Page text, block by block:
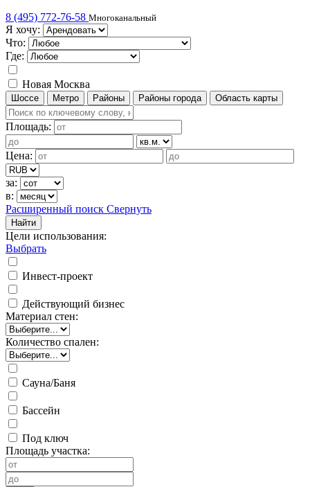
8 (495) 772-76-58 Многоканальный
Я хочу:
Что:
Где:
Новая Москва
Шоссе Метро Районы Районы города Область карты
Площадь:
Цена:
за:
в:
Расширенный поиск Свернуть
Найти
Цели использования:
Выбрать
Инвест-проект
Действующий бизнес
Материал стен:
Количество спален:
Сауна/Баня
Бассейн
Под ключ
Площадь участка: